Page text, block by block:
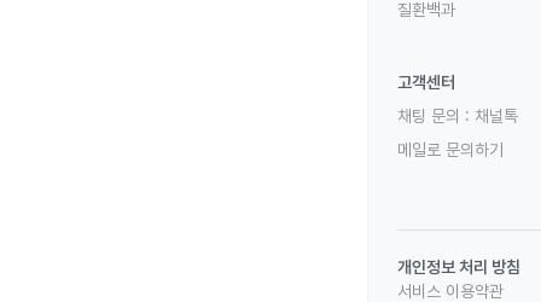
질환백과
고객센터
채팅 문의 : 채널톡
메일로 문의하기
개인정보 처리 방침
서비스 이용약관